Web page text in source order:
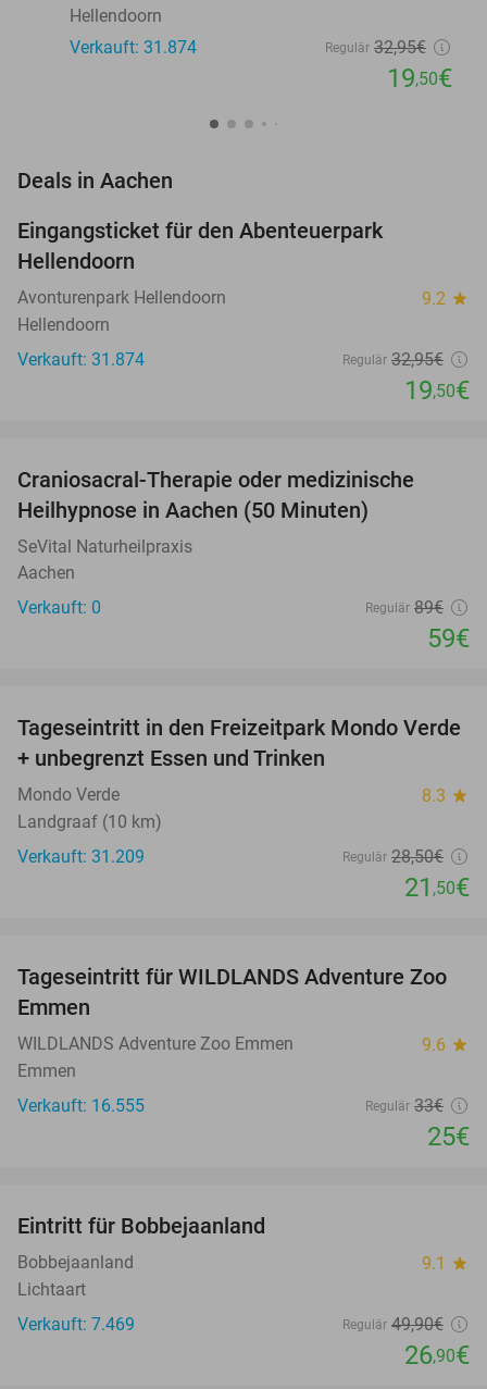
Hellendoorn
Verkauft: 31.874
Regulär 32,95€
19,50€
Deals in Aachen
Eingangsticket für den Abenteuerpark
Hellendoorn
Avonturenpark Hellendoorn 9.2 star
Hellendoorn
Verkauft: 31.874
Regulär 32,95€
19,50€
TODAY
Craniosacral-Therapie oder medizinische
Heilhypnose in Aachen (50 Minuten)
SeVital Naturheilpraxis
Aachen
Verkauft: 0
Regulär 89€
59€
25%
Tageseintritt in den Freizeitpark Mondo Verde
+ unbegrenzt Essen und Trinken
Mondo Verde 8.3 star
Landgraaf (10 km)
Verkauft: 31.209
Regulär 28,50€
21 ,50€
24%
Tageseintritt für WILDLANDS Adventure Zoo
Emmen
WILDLANDS Adventure Zoo Emmen 9.6 star
Emmen
Verkauft: 16.555
Regulär 33€
25€
Eintritt für Bobbejaanland
Bobbejaanland 9.1 star
Lichtaart
Verkauft: 7.469
Regulär 49,90€
26,90€